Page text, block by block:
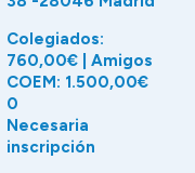
Colegiados:
760,00€ | Amigos
COEM: 1.500,00€
0
Necesaria
inscripción